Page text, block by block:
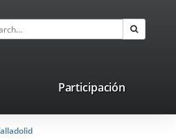
Participación